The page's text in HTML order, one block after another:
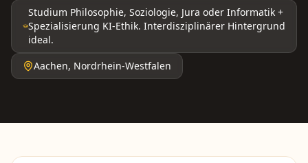
Studium Philosophie, Soziologie, Jura oder Informatik +
Spezialisierung KI-Ethik. Interdisziplinärer Hintergrund
ideal.
Aachen, Nordrhein-Westfalen